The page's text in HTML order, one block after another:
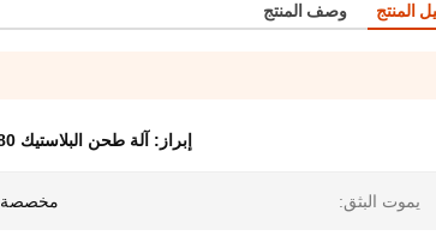
المنتج وصف المنتج
إبراز: آلة طحن البلاستيك 380 فولت
يموت البثق: مخصصة